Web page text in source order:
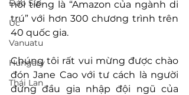
Đảo Síp
Úc
Vanuatu
Hungary
Thái Lan
nổi tiếng là “Amazon của ngành di
trú” với hơn 300 chương trình trên
40 quốc gia.
Chúng tôi rất vui mừng được chào
đón Jane Cao với tư cách là người
đứng đầu gia nhập đội ngũ của